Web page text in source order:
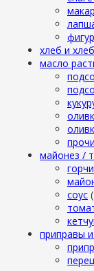
хлеб и
масло
майонез /
соус
приправы
перец